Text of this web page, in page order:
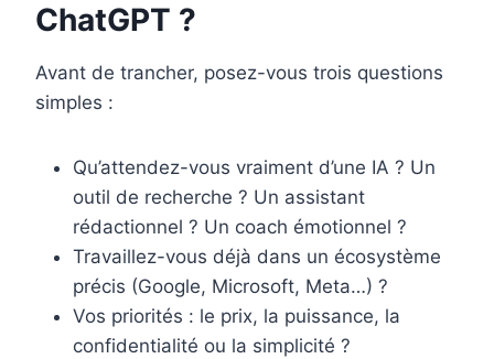
ChatGPT ?
Avant de trancher, posez-vous trois questions
simples :
Qu’attendez-vous vraiment d’une IA ? Un
outil de recherche ? Un assistant
rédactionnel ? Un coach émotionnel ?
Travaillez-vous déjà dans un écosystème
précis (Google, Microsoft, Meta…) ?
Vos priorités : le prix, la puissance, la
confidentialité ou la simplicité ?